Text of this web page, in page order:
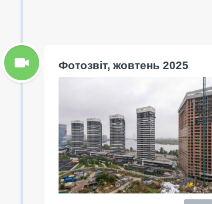
Фотозвіт, жовтень 2025